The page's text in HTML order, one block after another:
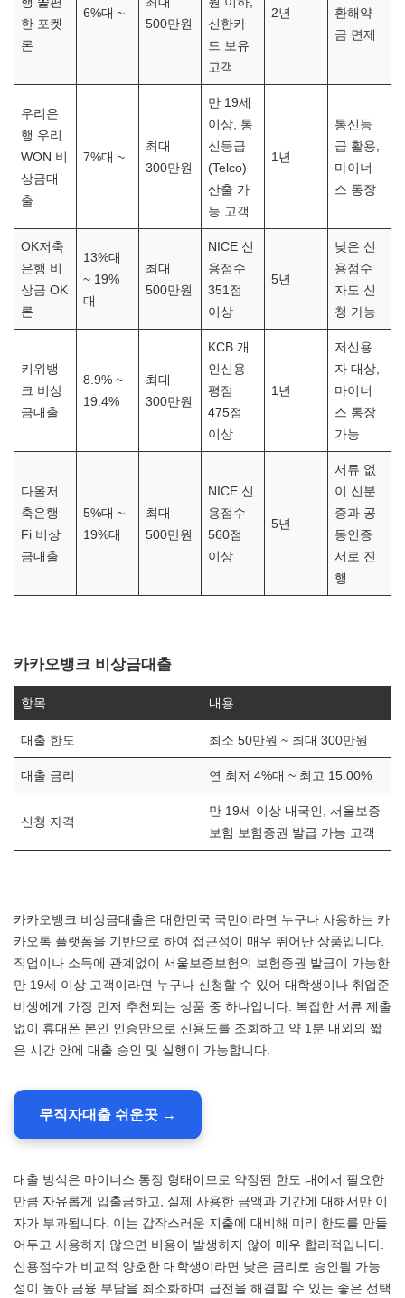
한 포켓
론
6%대 ~
500만원
신한카
드 보유
고객
2년
환해약
금 면제
우리은
행 우리
WON 비
상금대
출
7%대 ~
최대
300만원
만 19세
이상, 통
신등급
(Telco)
산출 가
능 고객
1년
통신등
급 활용,
마이너
스 통장
OK저축
은행 비
상금 OK
론
13%대
~ 19%
대
최대
500만원
NICE 신
용점수
351점
이상
5년
낮은 신
용점수
자도 신
청 가능
키위뱅
크 비상
금대출
8.9% ~
19.4%
최대
300만원
KCB 개
인신용
평점
475점
이상
1년
저신용
자 대상,
마이너
스 통장
가능
다올저
축은행
Fi 비상
금대출
5%대 ~
19%대
최대
500만원
NICE 신
용점수
560점
이상
5년
서류 없
이 신분
증과 공
동인증
서로 진
행
카카오뱅크 비상금대출
항목 내용
대출 한도 최소 50만원 ~ 최대 300만원
대출 금리 연 최저 4%대 ~ 최고 15.00%
신청 자격
만 19세 이상 내국인, 서울보증
보험 보험증권 발급 가능 고객
카카오뱅크 비상금대출은 대한민국 국민이라면 누구나 사용하는 카
카오톡 플랫폼을 기반으로 하여 접근성이 매우 뛰어난 상품입니다.
직업이나 소득에 관계없이 서울보증보험의 보험증권 발급이 가능한
만 19세 이상 고객이라면 누구나 신청할 수 있어 대학생이나 취업준
비생에게 가장 먼저 추천되는 상품 중 하나입니다. 복잡한 서류 제출
없이 휴대폰 본인 인증만으로 신용도를 조회하고 약 1분 내외의 짧
은 시간 안에 대출 승인 및 실행이 가능합니다.
무직자대출 쉬운곳 →
대출 방식은 마이너스 통장 형태이므로 약정된 한도 내에서 필요한
만큼 자유롭게 입출금하고, 실제 사용한 금액과 기간에 대해서만 이
자가 부과됩니다. 이는 갑작스러운 지출에 대비해 미리 한도를 만들
어두고 사용하지 않으면 비용이 발생하지 않아 매우 합리적입니다.
신용점수가 비교적 양호한 대학생이라면 낮은 금리로 승인될 가능
성이 높아 금융 부담을 최소화하며 급전을 해결할 수 있는 좋은 선택